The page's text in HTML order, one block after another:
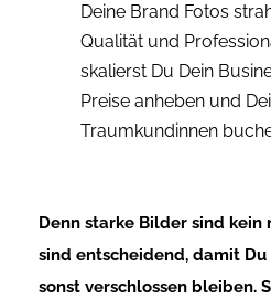
Deine Brand Fotos
Qualität und
skalierst Du Dein
Preise anheben und
Traumkundinnen
Denn starke Bilder sind kein
sind entscheidend, damit Du
sonst verschlossen bleiben.